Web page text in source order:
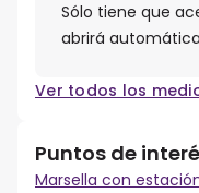
Sólo tiene que
abrirá
Ver todos los
Puntos de
Marsella con